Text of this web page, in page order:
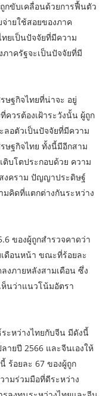
กขับเคลื่อนด้วยการฟื้นตัว
ายใช้สอยของภาค
ยเป็นปัจจัยที่มีความ
าครัฐจะเป็นปัจจัยที่มี
ษฐกิจไทยที่น่าจะ อยู่
ควรต้องเฝ้าระวังนั้น ผู้ถูก
ลอตัวเป็นปัจจัยที่มีความ
ษฐกิจไทย ทั้งนี้มีอีกสาม
ติบโตประกอบด้วย ความ
งคราม ปัญญาประดิษฐ์
คิดที่แตกต่างกันระหว่าง
ของผู้ถูกสำรวจคาดว่า
เดือนหน้า ขณะที่ร้อยละ
งภายหลังสามเดือน ซึ่ง
ห็นว่าแนวโน้มอัตรา
ะหว่างไทยกับจีน มีดังนี้
ายปี 2566 และจีนเองให้
ร้อยละ 67 ของผู้ถูก
มร่วมมือที่ดีระหว่าง